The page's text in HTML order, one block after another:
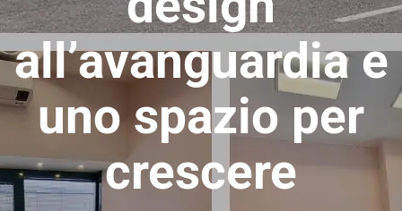
Chi Siamo
Video
Cerca
all’avanguardia e
uno spazio per
crescere